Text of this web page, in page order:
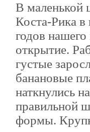
В маленькой
Коста-Рика в
годов
открытие.
густые
банановые
наткнулись
правильной
формы.